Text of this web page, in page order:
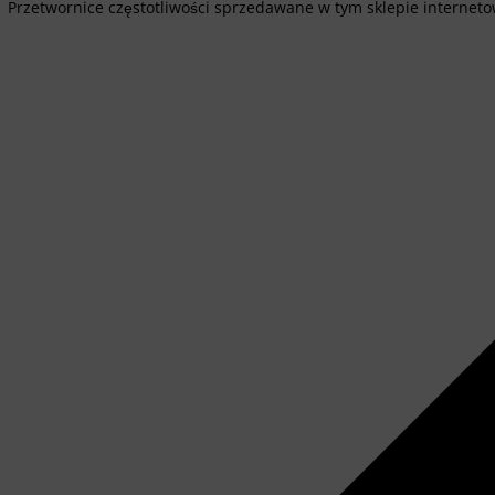
Przetwornice częstotliwości sprzedawane w tym sklepie